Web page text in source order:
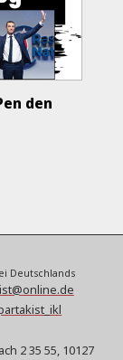
den
Deutschlands
2 35 55, 10127